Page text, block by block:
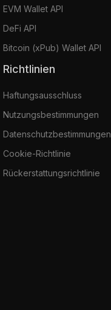
EVM Wallet API
DeFi API
Bitcoin (xPub) Wallet API
Richtlinien
Haftungsausschluss
Nutzungsbestimmungen
Datenschutzbestimmungen
Cookie-Richtlinie
Rückerstattungsrichtlinie